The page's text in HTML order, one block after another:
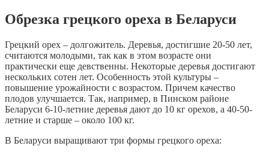
Обрезка грецкого ореха в Беларуси
Грецкий орех – долгожитель. Деревья, достигшие 20-50 лет,
считаются молодыми, так как в этом возрасте они
практически еще девственны. Некоторые деревья достигают
нескольких сотен лет. Особенность этой культуры –
повышение урожайности с возрастом. Причем качество
плодов улучшается. Так, например, в Пинском районе
Беларуси 6-10-летние деревья дают до 10 кг орехов, а 40-50-
летние и старше – около 100 кг.
В Беларуси выращивают три формы грецкого ореха: